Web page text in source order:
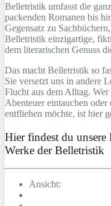
Belletristik umfasst die
packenden Romanen bis
Gegensatz zu
Belletristik einzigartige,
dem literarischen Genuss
Das macht Belletristik so
Sie versetzt uns in andere
Flucht aus dem Alltag.
Abenteuer eintauchen
entfliehen möchte, ist hier
Hier findest du
Werke der Belletristik
Ansicht: